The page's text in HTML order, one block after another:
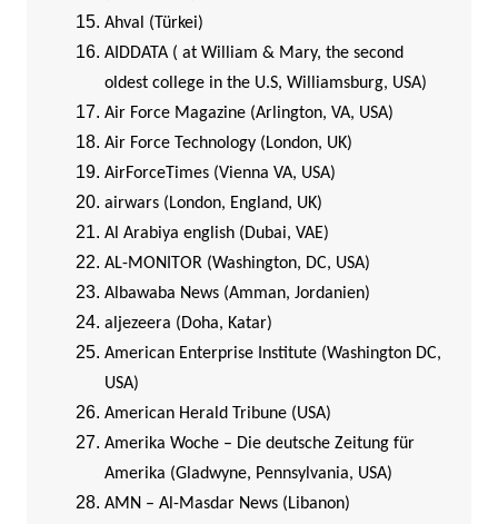
Ahval (Türkei)
AIDDATA ( at William & Mary, the second
oldest college in the U.S, Williamsburg, USA)
Air Force Magazine (Arlington, VA, USA)
Air Force Technology (London, UK)
AirForceTimes (Vienna VA, USA)
airwars (London, England, UK)
Al Arabiya english (Dubai, VAE)
AL-MONITOR (Washington, DC, USA)
Albawaba News (Amman, Jordanien)
aljezeera (Doha, Katar)
American Enterprise Institute (Washington DC,
USA)
American Herald Tribune (USA)
Amerika Woche – Die deutsche Zeitung für
Amerika (Gladwyne, Pennsylvania, USA)
AMN – Al-Masdar News (Libanon)